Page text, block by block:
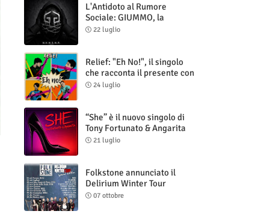
L'Antidoto al Rumore
Sociale: GIUMMO, la
Maschera e la Cruda Verità
22 luglio
Relief: "Eh No!", il singolo
che racconta il presente con
ironia e autenticità
24 luglio
“She” è il nuovo singolo di
Tony Fortunato & Angarita
21 luglio
Folkstone annunciato il
Delirium Winter Tour
(Special Edition)
07 ottobre